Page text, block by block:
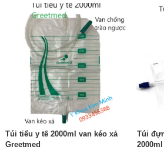
Túi tiểu y tế 2000ml van kéo xả
Greetmed
Túi
2000ml